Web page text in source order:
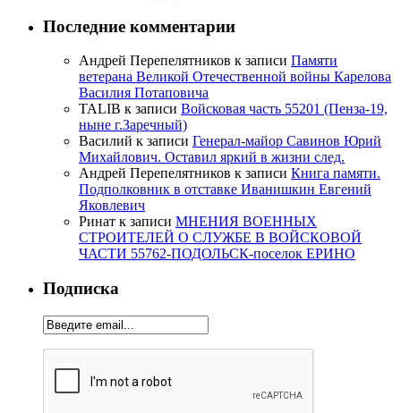
Последние комментарии
Андрей Перепелятников к записи Памяти
ветерана Великой Отечественной войны Карелова
Василия Потаповича
TALIB к записи Войсковая часть 55201 (Пенза-19,
ныне г.Заречный)
Василий к записи Генерал-майор Савинов Юрий
Михайлович. Оставил яркий в жизни след.
Андрей Перепелятников к записи Книга памяти.
Подполковник в отставке Иванишкин Евгений
Яковлевич
Ринат к записи МНЕНИЯ ВОЕННЫХ
СТРОИТЕЛЕЙ О СЛУЖБЕ В ВОЙСКОВОЙ
ЧАСТИ 55762-ПОДОЛЬСК-поселок ЕРИНО
Подписка